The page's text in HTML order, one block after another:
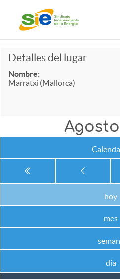
Detalles del lugar
Nombre:
Marratxi (Mallorca)
Agosto
hoy
mes
día